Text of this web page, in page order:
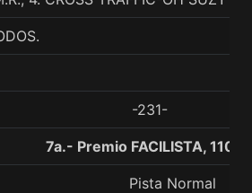
-231-
7a.- Premio FACILISTA, 1100
Pista Normal